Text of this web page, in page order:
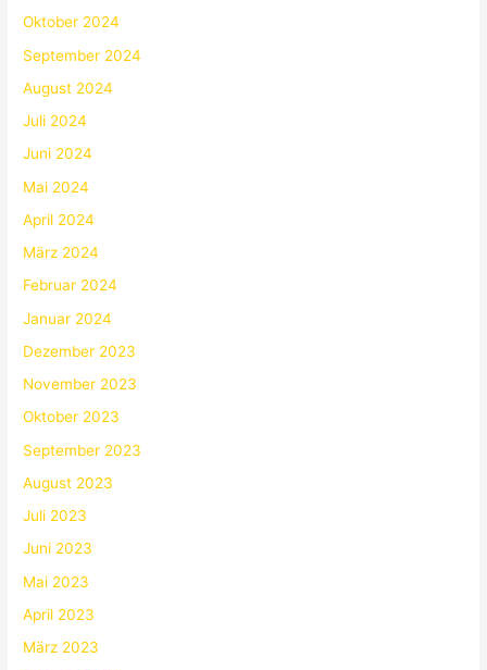
Oktober 2024
September 2024
August 2024
Juli 2024
Juni 2024
Mai 2024
April 2024
März 2024
Februar 2024
Januar 2024
Dezember 2023
November 2023
Oktober 2023
September 2023
August 2023
Juli 2023
Juni 2023
Mai 2023
April 2023
März 2023